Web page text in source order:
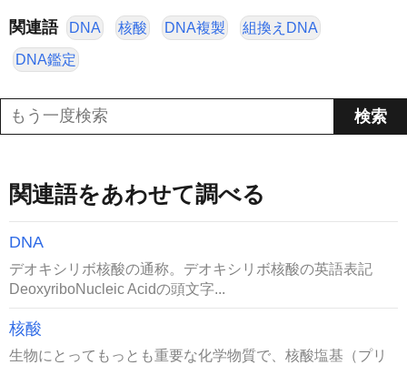
関連語 DNA 核酸 DNA複製 組換えDNA
DNA鑑定
関連語をあわせて調べる
DNA
デオキシリボ核酸の通称。デオキシリボ核酸の英語表記
DeoxyriboNucleic Acidの頭文字...
核酸
生物にとってもっとも重要な化学物質で、核酸塩基（プリ